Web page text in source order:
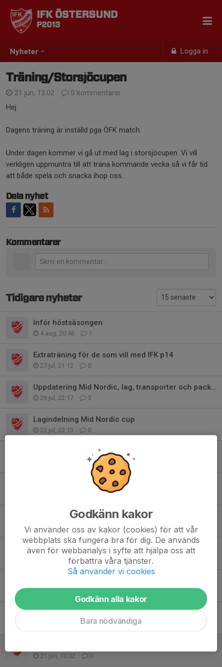
Nyheter Logga in
IFK ÖSTERSUND
P2013
Träning/Storsjöcupen
21 jun, 13:02
0 kommentarer
Hej
Dagens träning är inställd pga ÖFK match.
Under dagen kommer vi gå ut med lag i storsjöcupen. Vi vill
verkligen uppmuntra till att träna kommande vecka så vi får tid
att både spela och snacka ihop oss.
Dela nyhet
Kommentarer
Tidigare nyheter
Inför höstsäsongen
4 aug, 20:46 1
Extraträning för de som vill med IFK p14
27 jul, 21:12 0
Uppdatering Mid Nordic, lag, transporter och packlista
26 jul, 22:17 3
Lagindelning Mid Nordic cup
22 jul, 22:13 0
20
Sommaruppehåll och info inför hösten
Uppföljning av händelse vid dagens match
2 jul, 18:21 2
Information Storsjöcupen
29 jun, 23:09 2
Storsjöcupen
1
21 jun, 13:02 0
Godkänn kakor
Vi använder oss av kakor (cookies) för att vår
webbplats ska fungera bra för dig. De används
även för webbanalys i syfte att hjälpa oss att
förbättra våra tjänster.
Så använder vi cookies
Godkänn alla kakor
Bara nödvändiga